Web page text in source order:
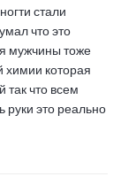
стали
что это
мужчины тоже
химии которая
что всем
руки это реально